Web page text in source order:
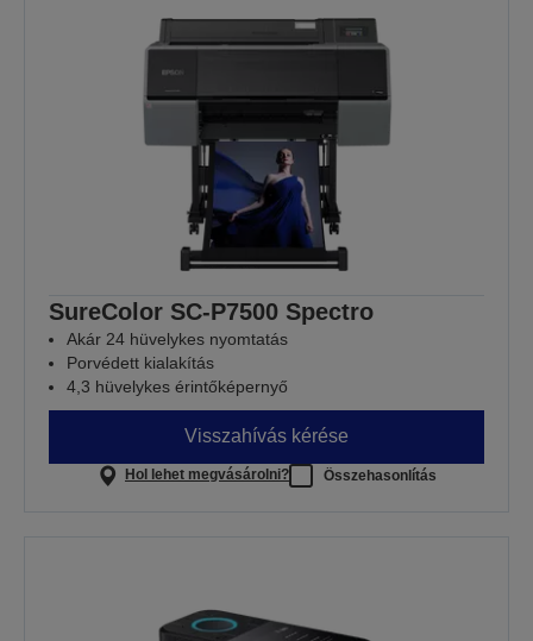
SureColor SC-P7500 Spectro
Akár 24 hüvelykes nyomtatás
Porvédett kialakítás
4,3 hüvelykes érintőképernyő
Visszahívás kérése
Hol lehet megvásárolni? Összehasonlítás